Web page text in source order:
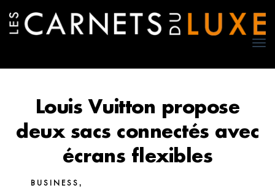
Louis Vuitton propose
deux sacs connectés avec
écrans flexibles
BUSINESS ,